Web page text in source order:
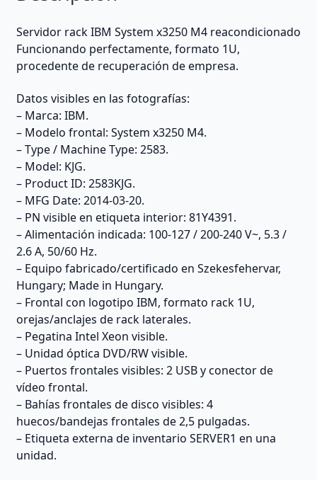
ID
2583KJG.
Servidor
1U
IBM/Lenovo
de
la
familia
System
x3250
M4;
verificar
configuración
interna
y
compatibilidad
por
MTM
2583KJG.
cantidad
Servidor rack IBM System x3250 M4 reacondicionado
Funcionando perfectamente, formato 1U,
procedente de recuperación de empresa.
Datos visibles en las fotografías:
– Marca: IBM.
– Modelo frontal: System x3250 M4.
– Type / Machine Type: 2583.
– Model: KJG.
– Product ID: 2583KJG.
– MFG Date: 2014-03-20.
– PN visible en etiqueta interior: 81Y4391.
– Alimentación indicada: 100-127 / 200-240 V~, 5.3 /
2.6 A, 50/60 Hz.
– Equipo fabricado/certificado en Szekesfehervar,
Hungary; Made in Hungary.
– Frontal con logotipo IBM, formato rack 1U,
orejas/anclajes de rack laterales.
– Pegatina Intel Xeon visible.
– Unidad óptica DVD/RW visible.
– Puertos frontales visibles: 2 USB y conector de
vídeo frontal.
– Bahías frontales de disco visibles: 4
huecos/bandejas frontales de 2,5 pulgadas.
– Etiqueta externa de inventario SERVER1 en una
unidad.